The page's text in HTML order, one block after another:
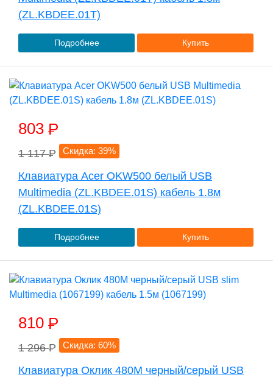
(ZL.KBDEE.01T)
Подробнее Купить
803 P
1 117P Скидка: 39%
Клавиатура Acer OKW500 белый USB
Multimedia (ZL.KBDEE.01S) кабель 1.8м
(ZL.KBDEE.01S)
Подробнее Купить
810 P
1 296P Скидка: 60%
Клавиатура Оклик 480M черный/серый USB